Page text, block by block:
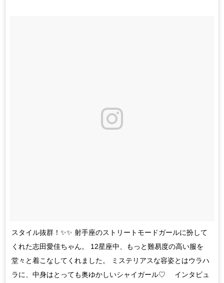
スタイル抜群！✨✨ 射手座のストリートモードガールに扮して
くれた志田愛佳ちゃん。 12星座中、もっと難易度の高い服を
堂々と着こなしてくれました。 ミステリアスな容姿とはウラハ
ラに、中身はとっても奥ゆかしいシャイガール♡ インタビュ